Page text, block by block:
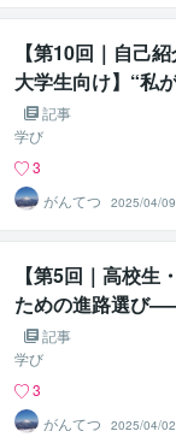
【第10回｜自己
大学生向け】“私
理由”——教育に
記事
学び
3
がんてつ
2025/04/09
【第5回｜高校生
ための進路選び
進路デザイン
記事
学び
3
がんてつ
2025/04/02